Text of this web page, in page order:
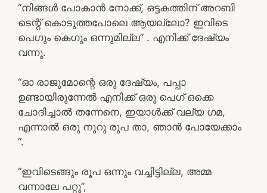
“നിങ്ങൾ പോകാൻ നോക്ക്, ഒട്ടകത്തിന് അറബി
ടെന്റ് കൊടുത്തപോലെ ആയല്ലോ? ഇവിടെ
പെഗും കെഗും ഒന്നുമില്ല” . എനിക്ക് ദേഷ്യം
വന്നു.
“ഓ രാജുമോന്റെ ഒരു ദേഷ്യം, പപ്പാ
ഉണ്ടായിരുന്നേൽ എനിക്ക് ഒരു പെഗ് ഒക്കെ
ചോദിച്ചാൽ തന്നേനെ, ഇയാൾക്ക് വല്യ ഗമ,
എന്നാൽ ഒരു നൂറു രൂപ താ, ഞാൻ പോയേക്കാം
“.
“ഇവിടെങ്ങും രൂപ ഒന്നും വച്ചിട്ടില്ല, അമ്മ
വന്നാലേ പറ്റു”,